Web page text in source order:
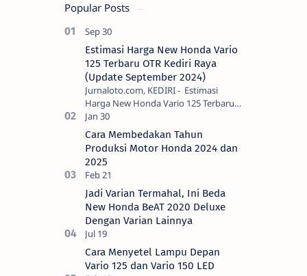
Popular Posts
Estimasi Harga New Honda Vario
125 Terbaru OTR Kediri Raya
(Update September 2024)
Jurnaloto.com, KEDIRI - Estimasi
Harga New Honda Vario 125 Terbaru
OTR Kediri Raya (Update September
2024) Brosis sekalian, PT Astra Honda
Motor (AH…
Cara Membedakan Tahun
Produksi Motor Honda 2024 dan
2025
Jadi Varian Termahal, Ini Beda
New Honda BeAT 2020 Deluxe
Dengan Varian Lainnya
Cara Menyetel Lampu Depan
Vario 125 dan Vario 150 LED